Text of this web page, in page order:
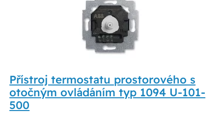
Přístroj termostatu prostorového s
otočným ovládáním typ 1094 U-101-
500